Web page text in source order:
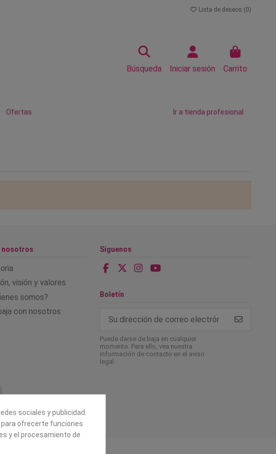
Lista de deseos (0)
Búsqueda Iniciar sesión Carrito
Ofertas Ir a tienda profesional
nosotros
visión y valores
somos?
con nosotros
Síguenos
Boletín
Puede darse de baja en cualquier
momento. Para ello, vea nuestra
información de contacto en el aviso
legal.
sociales y publicidad.
ofrecerte funciones
y el procesamiento de